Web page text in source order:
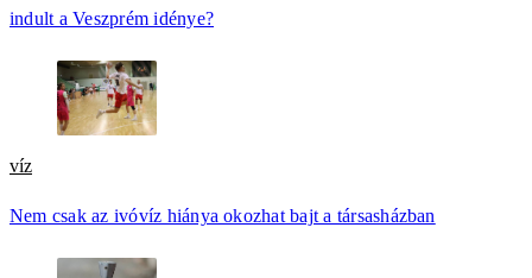
indult a Veszprém idénye?
víz
Nem csak az ivóvíz hiánya okozhat bajt a társasházban